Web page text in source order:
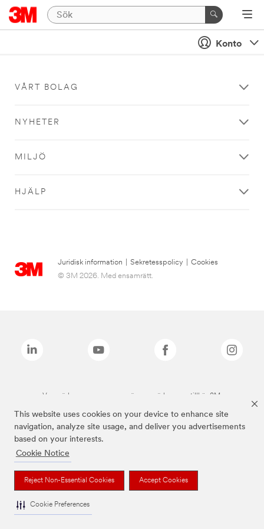
This website uses cookies on your device to enhance site
navigation, analyze site usage, and deliver you advertisements
based on your interests.
Cookie Notice
Reject Non-Essential Cookies Accept Cookies
Cookie Preferences
Konto
VÅRT BOLAG
NYHETER
MILJÖ
HJÄLP
Juridisk information Sekretesspolicy
Cookies
© 3M 2026. Med ensamrätt.
Varumärken som anges ovan är varumärken som tillhör 3M.